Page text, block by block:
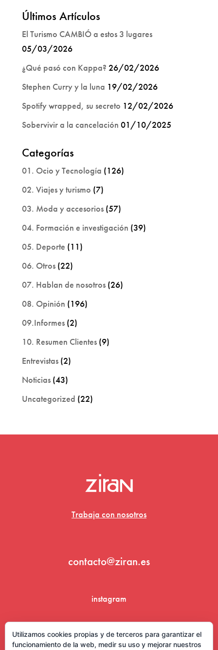
Últimos Artículos
El Turismo CAMBIÓ a estos 3 lugares
05/03/2026
¿Qué pasó con Kappa? 26/02/2026
Stephen Curry y la luna 19/02/2026
Spotify wrapped, su secreto 12/02/2026
Sobervivir a la cancelación 01/10/2025
Categorías
01. Ocio y Tecnología (126)
02. Viajes y turismo (7)
03. Moda y accesorios(57)
04. Formación e investigación (39)
05. Deporte (11)
06. Otros(22)
07. Hablan de nosotros(26)
08. Opinión (196)
09.Informes(2)
10. Resumen Clientes(9)
Entrevistas(2)
Noticias(43)
Uncategorized (22)
Trabaja con nosotros
contacto@ziran.es
instagram
Utilizamos cookies propias y de terceros para garantizar el
funcionamiento de la web, medir su uso y mejorar nuestros